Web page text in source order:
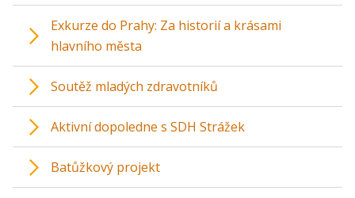
Exkurze do Prahy: Za historií a krásami
hlavního města
Soutěž mladých zdravotníků
Aktivní dopoledne s SDH Strážek
Batůžkový projekt